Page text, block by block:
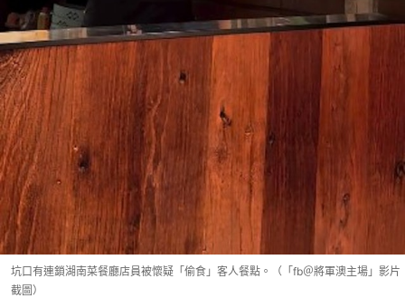
坑口有連鎖湖南菜餐廳店員被懷疑「偷食」客人餐點。（「fb＠將軍澳主場」影片
截圖）